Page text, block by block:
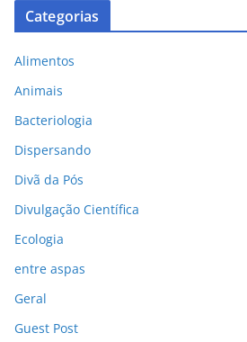
Categorias
Alimentos
Animais
Bacteriologia
Dispersando
Divã da Pós
Divulgação Científica
Ecologia
entre aspas
Geral
Guest Post